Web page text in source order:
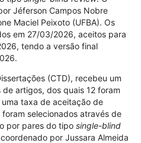
Jéferson Campos Nobre
Maciel Peixoto (UFBA). Os
em 27/03/2026, aceitos para
tendo a versão final
(CTD), recebeu um
artigos, dos quais 12 foram
taxa de aceitação de
foram selecionados através de
por pares do tipo single-blind
por Jussara Almeida